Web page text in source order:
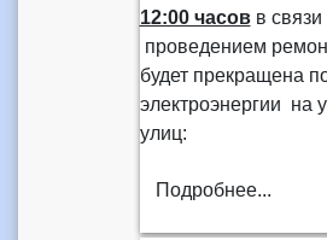
12:00 часовв связи
проведением
будет прекращена
электроэнергии на
улиц:
Подробнее...